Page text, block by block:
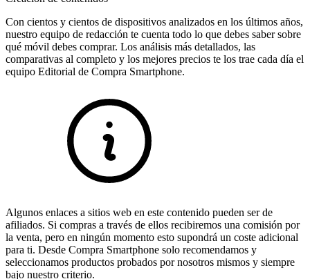
Con cientos y cientos de dispositivos analizados en los últimos años,
nuestro equipo de redacción te cuenta todo lo que debes saber sobre
qué móvil debes comprar. Los análisis más detallados, las
comparativas al completo y los mejores precios te los trae cada día el
equipo Editorial de Compra Smartphone.
Algunos enlaces a sitios web en este contenido pueden ser de
afiliados. Si compras a través de ellos recibiremos una comisión por
la venta, pero en ningún momento esto supondrá un coste adicional
para ti. Desde Compra Smartphone solo recomendamos y
seleccionamos productos probados por nosotros mismos y siempre
bajo nuestro criterio.